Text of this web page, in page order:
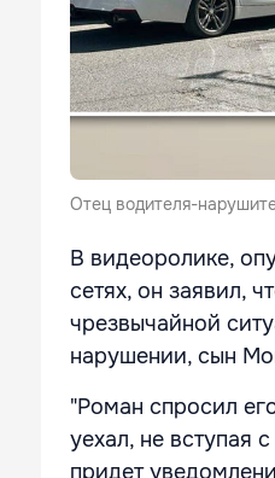
Отец водителя-
В видеоролике,
сетях, он заявил,
чрезвычайной
нарушении, сын
"Роман спросил
уехал, не вступая
придет